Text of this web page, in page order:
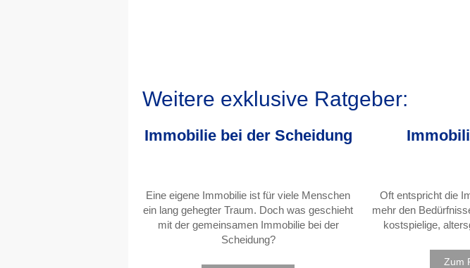
Weitere exklusive Ratgeber:
Immobilie bei der Scheidung
Eine eigene Immobilie ist für viele Menschen
ein lang gehegter Traum. Doch was geschieht
mit der gemeinsamen Immobilie bei der
Scheidung?
Oft entspricht die
mehr den
kostspielige,
Zum